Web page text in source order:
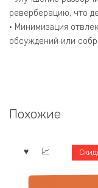
реверберацию, что
• Минимизация
обсуждений или
Похожие